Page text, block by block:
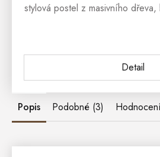
Detail
stylová postel z masivního dřeva,
Popis Podobné (3)